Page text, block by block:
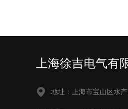
上海徐吉电气有
地址：上海市宝山区水